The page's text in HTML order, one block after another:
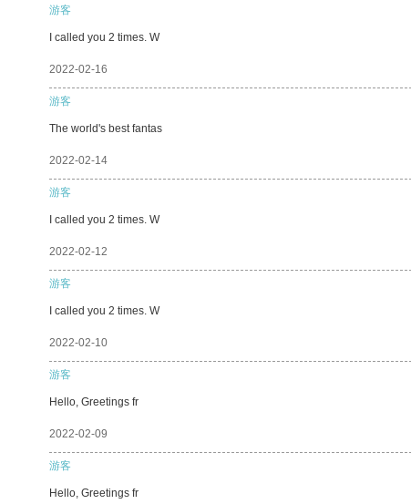
游客
I called you 2 times. W
2022-02-16
游客
The world's best fantas
2022-02-14
游客
I called you 2 times. W
2022-02-12
游客
I called you 2 times. W
2022-02-10
游客
Hello, Greetings fr
2022-02-09
游客
Hello, Greetings fr